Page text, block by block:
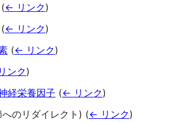
(← リンク)
(← リンク)
(← リンク)
ンク)
経栄養因子 (← リンク)
へのリダイレクト) (← リンク)